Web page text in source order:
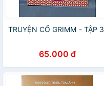
TRUYỆN CỔ GRIMM - TẬP 3
65.000 đ